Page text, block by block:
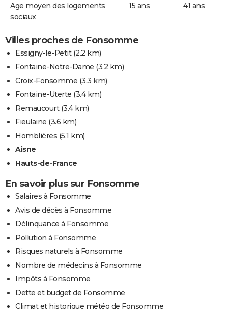
Age moyen des logements
sociaux
15 ans 41 ans
Villes proches de Fonsomme
Essigny-le-Petit(2.2 km)
Fontaine-Notre-Dame (3.2 km)
Croix-Fonsomme (3.3 km)
Fontaine-Uterte (3.4 km)
Remaucourt(3.4 km)
Fieulaine (3.6 km)
Homblières (5.1 km)
Aisne
Hauts-de-France
En savoir plus sur Fonsomme
Salaires à Fonsomme
Avis de décès à Fonsomme
Délinquance à Fonsomme
Pollution à Fonsomme
Risques naturels à Fonsomme
Nombre de médecins à Fonsomme
Impôts à Fonsomme
Dette et budget de Fonsomme
Climat et historique météo de Fonsomme